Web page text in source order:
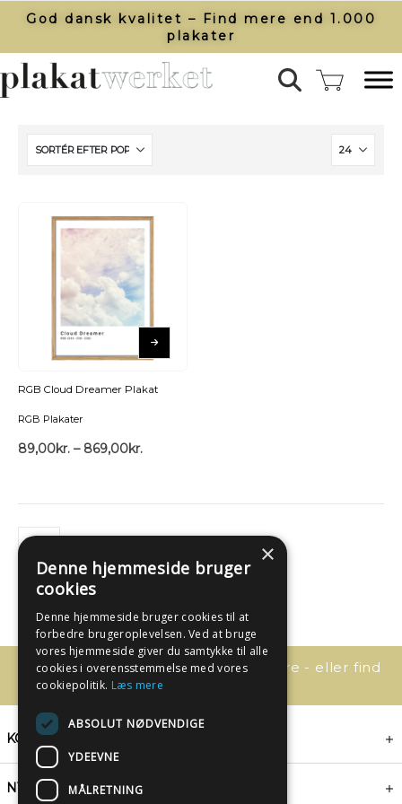
God dansk kvalitet – Find mere end 1.000
plakater​
RGB Cloud Dreamer Plakat
RGB Plakater
89,00kr. – 869,00kr.
Har du spørgsmål, så kontakt os bare - eller find
svaret her:
KONTAKT
NYHEDSBREV
×
Denne hjemmeside bruger
cookies
Denne hjemmeside bruger cookies til at
forbedre brugeroplevelsen. Ved at bruge
vores hjemmeside giver du samtykke til alle
cookies i overensstemmelse med vores
cookiepolitik. Læs mere
ABSOLUT NØDVENDIGE
YDEEVNE
MÅLRETNING